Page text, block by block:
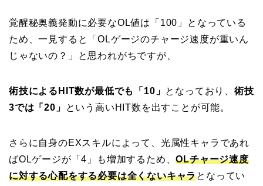
覚醒秘奥義発動に必要なOL値は「100」となっている
ため、一見すると「OLゲージのチャージ速度が重いん
じゃないの？」と思われがちですが、
術技によるHIT数が最低でも「10」 となっており、術技
3では「20」
という高いHIT数を出すことが可能。
さらに自身のEXスキルによって、光属性キャラであれ
ばOLゲージが「4」も増加するため、OLチャージ速度
に対する心配をする必要は全くないキャラとなってい